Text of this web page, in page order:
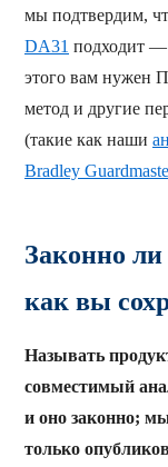
мы подтвердим,
DA31 подходит —
этого вам нужен
метод и другие
(такие как наши
Bradley
Законно
как вы
Называть
совместимый
и оно законно;
только